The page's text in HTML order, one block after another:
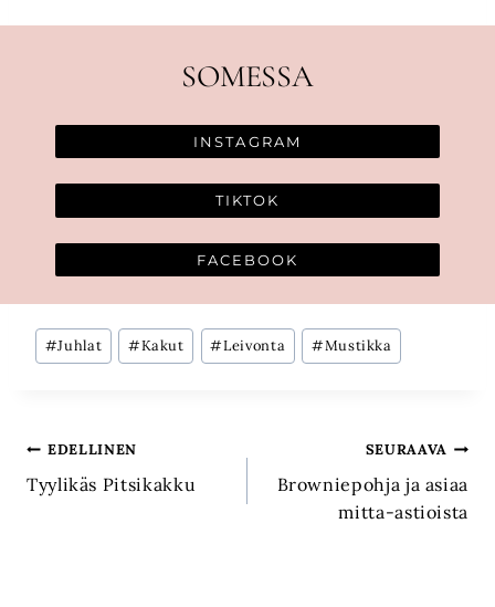
SOMESSA
INSTAGRAM
TIKTOK
FACEBOOK
Avainsanat:
#Juhlat #Kakut #Leivonta #Mustikka
Artikkelien
selaus
EDELLINEN
Tyylikäs Pitsikakku
SEURAAVA
Browniepohja ja asiaa
mitta-astioista